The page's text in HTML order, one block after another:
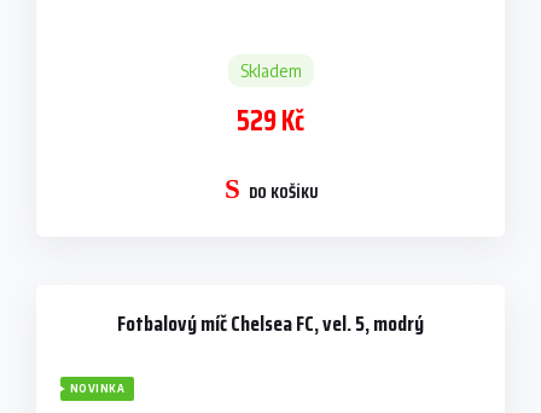
Skladem
529 Kč
DO KOŠÍKU
Fotbalový míč Chelsea FC, vel. 5, modrý
NOVINKA